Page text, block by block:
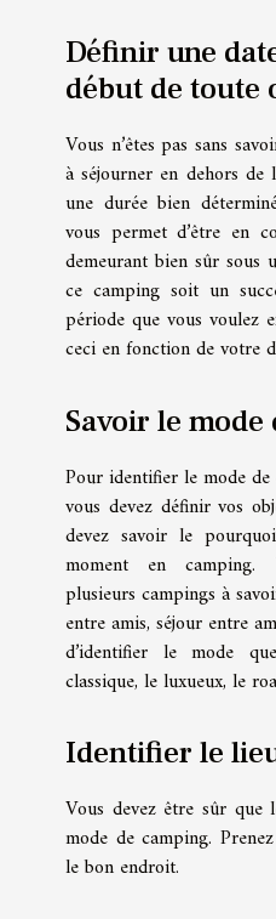
Définir une
début de toute
Vous n’êtes pas sans
à séjourner en dehors
une durée bien
vous permet d’être en
demeurant bien sûr sous
ce camping soit un
période que vous voulez
ceci en fonction de votre
Savoir le mode
Pour identifier le mode
vous devez définir vos
devez savoir le
moment en camping.
plusieurs campings à
entre amis, séjour entre
d’identifier le mode
classique, le luxueux, le
Identifier le
Vous devez être sûr
mode de camping.
le bon endroit.